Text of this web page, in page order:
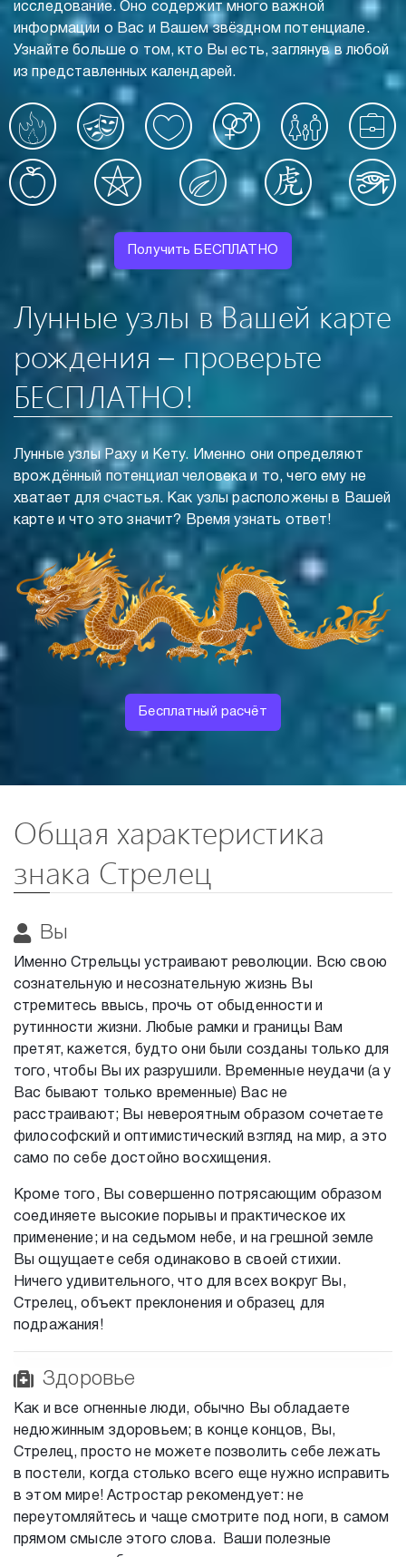
исследование. Оно содержит много важной
информации о Вас и Вашем звёздном потенциале.
Узнайте больше о том, кто Вы есть, заглянув в любой
из представленных календарей.
Получить БЕСПЛАТНО
Лунные узлы в Вашей карте
рождения – проверьте
БЕСПЛАТНО!
Лунные узлы Раху и Кету. Именно они определяют
врождённый потенциал человека и то, чего ему не
хватает для счастья. Как узлы расположены в Вашей
карте и что это значит? Время узнать ответ!
Бесплатный расчёт
Общая характеристика
знака Стрелец
Вы
Именно Стрельцы устраивают революции. Всю свою
сознательную и несознательную жизнь Вы
стремитесь ввысь, прочь от обыденности и
рутинности жизни. Любые рамки и границы Вам
претят, кажется, будто они были созданы только для
того, чтобы Вы их разрушили. Временные неудачи (а у
Вас бывают только временные) Вас не
расстраивают; Вы невероятным образом сочетаете
философский и оптимистический взгляд на мир, а это
само по себе достойно восхищения.
Кроме того, Вы совершенно потрясающим образом
соединяете высокие порывы и практическое их
применение; и на седьмом небе, и на грешной земле
Вы ощущаете себя одинаково в своей стихии.
Ничего удивительного, что для всех вокруг Вы,
Стрелец, объект преклонения и образец для
подражания!
Здоровье
Как и все огненные люди, обычно Вы обладаете
недюжинным здоровьем; в конце концов, Вы,
Стрелец, просто не можете позволить себе лежать
в постели, когда столько всего еще нужно исправить
в этом мире! Астростар рекомендует: не
переутомляйтесь и чаще смотрите под ноги, в самом
прямом смысле этого слова. Ваши полезные